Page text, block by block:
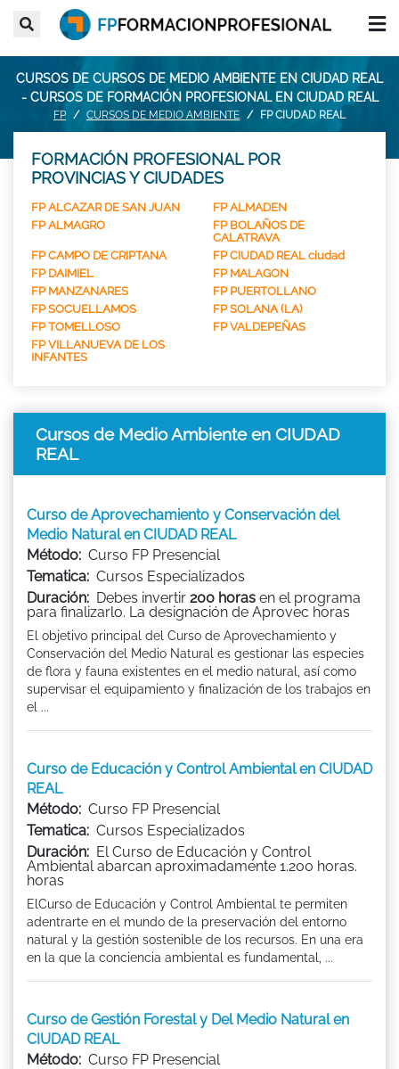
CURSOS DE CURSOS DE MEDIO AMBIENTE EN CIUDAD REAL
- CURSOS DE FORMACIÓN PROFESIONAL EN CIUDAD REAL
FP CURSOS DE MEDIO AMBIENTE FP CIUDAD REAL
FORMACIÓN PROFESIONAL POR
PROVINCIAS Y CIUDADES
FP ALCAZAR DE SAN JUAN
FP ALMADEN
FP ALMAGRO
FP BOLAÑOS DE
CALATRAVA
FP CAMPO DE CRIPTANA
FP CIUDAD REAL ciudad
FP DAIMIEL
FP MALAGON
FP MANZANARES
FP PUERTOLLANO
FP SOCUELLAMOS
FP SOLANA (LA)
FP TOMELLOSO
FP VALDEPEÑAS
FP VILLANUEVA DE LOS
INFANTES
Cursos de Medio Ambiente en CIUDAD
REAL
Curso de Aprovechamiento y Conservación del
Medio Natural en CIUDAD REAL
Método: Curso FP Presencial
Tematica: Cursos Especializados
Duración: Debes invertir 200 horas en el programa
para finalizarlo. La designación de Aprovec horas
El objetivo principal del Curso de Aprovechamiento y
Conservación del Medio Natural es gestionar las especies
de flora y fauna existentes en el medio natural, así como
supervisar el equipamiento y finalización de los trabajos en
el ...
Curso de Educación y Control Ambiental en CIUDAD
REAL
Método: Curso FP Presencial
Tematica: Cursos Especializados
Duración: El Curso de Educación y Control
Ambiental abarcan aproximadamente 1.200 horas.
horas
ElCurso de Educación y Control Ambiental te permiten
adentrarte en el mundo de la preservación del entorno
natural y la gestión sostenible de los recursos. En una era
en la que la conciencia ambiental es fundamental, ...
Curso de Gestión Forestal y Del Medio Natural en
CIUDAD REAL
Método: Curso FP Presencial